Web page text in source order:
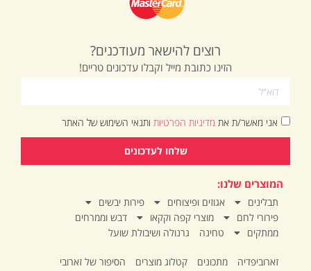
רוצים להישאר מעודכנים?
הזינו כתובת מייל וקבלו עדכונים טריים!
אני מאשר/ת את מדיניות הפרטיות ותנאי השימוש של האתר
שלחו לעדכונים
המוצרים שלנו:
תבלינים אגוזים ופיצוחים
פירות יבשים
פירורי לחם
מוצרי קפה וקקאו
דבש וממרחים
ממתקים
טחינה גרנולה ושיבולת שועל
זארוביפדיה מתכונים קטלוג מוצרים
הסיפור של זארובי